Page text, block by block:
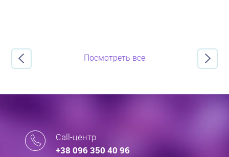
Посмотреть все
Call-центр
+38 096 350 40 96